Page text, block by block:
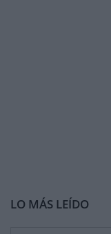
LO MÁS LEÍDO